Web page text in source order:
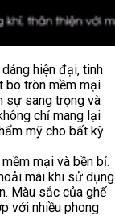
hiện đại, tinh
bo tròn mềm mại
sự sang trọng và
chỉ mang lại
mỹ cho bất kỳ
mại và bền bỉ.
mái khi sử dụng
Màu sắc của ghế
với nhiều phong